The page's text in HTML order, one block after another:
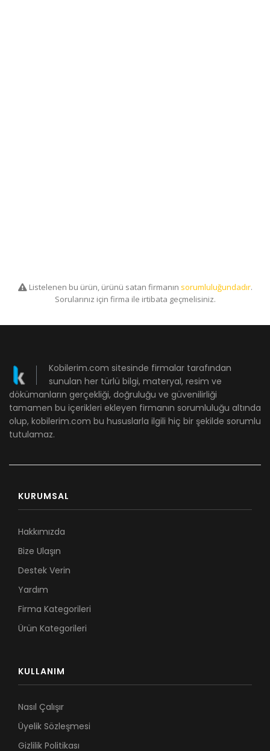
Listelenen bu ürün, ürünü satan firmanın sorumluluğundadır.
Sorularınız için firma ile irtibata geçmelisiniz.
Kobilerim.com sitesinde firmalar tarafından
sunulan her türlü bilgi, materyal, resim ve
dökümanların gerçekliği, doğruluğu ve güvenilirliği
tamamen bu içerikleri ekleyen firmanın sorumluluğu altında
olup, kobilerim.com bu hususlarla ilgili hiç bir şekilde sorumlu
tutulamaz.
KURUMSAL
Hakkımızda
Bize Ulaşın
Destek Verin
Yardım
Firma Kategorileri
Ürün Kategorileri
KULLANIM
Nasıl Çalışır
Üyelik Sözleşmesi
Gizlilik Politikası